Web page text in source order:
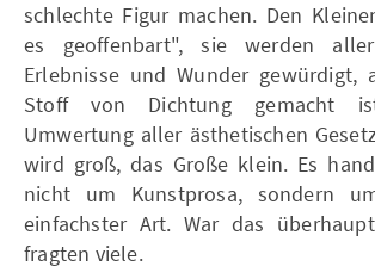
schlechte Figur machen. Den
es geoffenbart", sie werden aller
Erlebnisse und Wunder gewürdigt,
Stoff von Dichtung gemacht
Umwertung aller ästhetischen
wird groß, das Große klein. Es
nicht um Kunstprosa, sondern
einfachster Art. War das
fragten viele.